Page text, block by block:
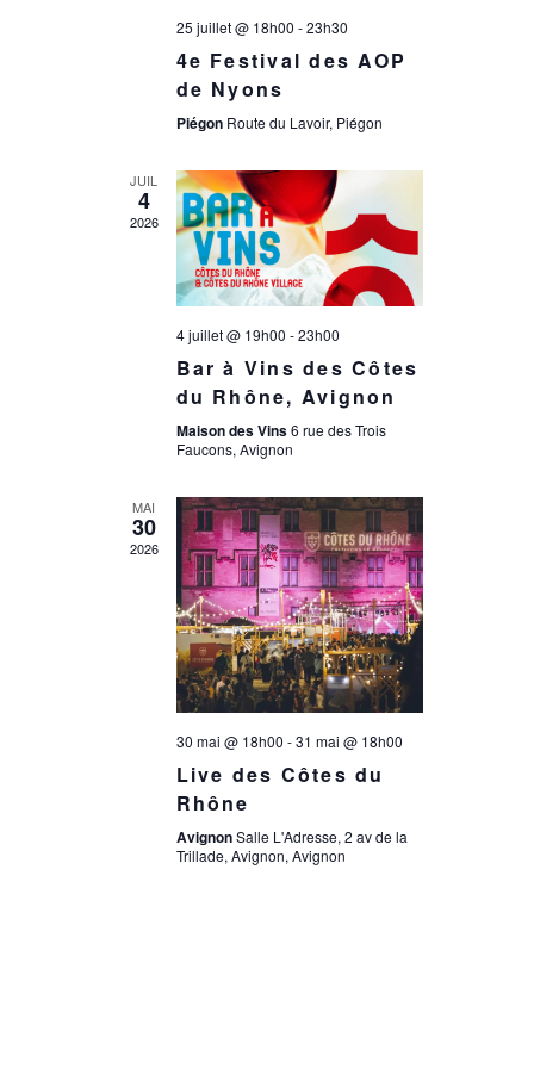
e
t
n
a
v
i
a
t
i
o
n
d
v
u
e
s
é
è
n
e
m
e
t
25 juillet @ 18h00 -23h30
4e Festival des AOP
de Nyons
Piégon Route du Lavoir, Piégon
JUIL
4
2026
4 juillet @ 19h00 -23h00
Bar à Vins des Côtes
du Rhône, Avignon
Maison des Vins6 rue des Trois
Faucons, Avignon
MAI
30
2026
30 mai @ 18h00 -31 mai @ 18h00
Live des Côtes du
Rhône
AvignonSalle L'Adresse, 2 av de la
Trillade, Avignon, Avignon